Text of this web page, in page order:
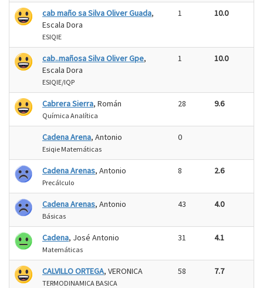
cab maño sa Silva Oliver Guada,
Escala Dora
ESIQIE
1 10.0
cab..mañosa Silva Oliver Gpe,
Escala Dora
ESIQIE/IQP
1 10.0
Cabrera Sierra, Román
Química Analítica
28 9.6
Cadena Arena, Antonio
Esiqie Matemáticas
0
Cadena Arenas, Antonio
Precálculo
8 2.6
Cadena Arenas, Antonio
Básicas
43 4.0
Cadena, José Antonio
Matemáticas
31 4.1
CALVILLO ORTEGA, VERONICA
TERMODINAMICA BASICA
58 7.7